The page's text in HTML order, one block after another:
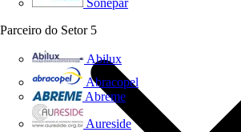
Sonepar
Parceiro do Setor 5
Abilux
Abracopel
Abreme
Aureside